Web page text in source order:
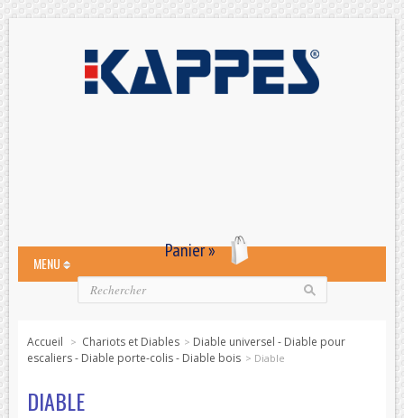
Panier »
MENU
Accueil > Chariots et Diables > Diable universel - Diable pour
escaliers - Diable porte-colis - Diable bois > Diable
DIABLE